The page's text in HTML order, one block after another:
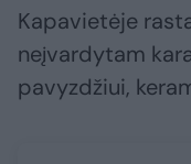
Kapavietėje
neįvardytam
pavyzdžiui,